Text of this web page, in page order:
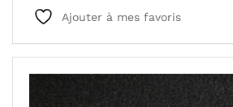
Ajouter à mes favoris